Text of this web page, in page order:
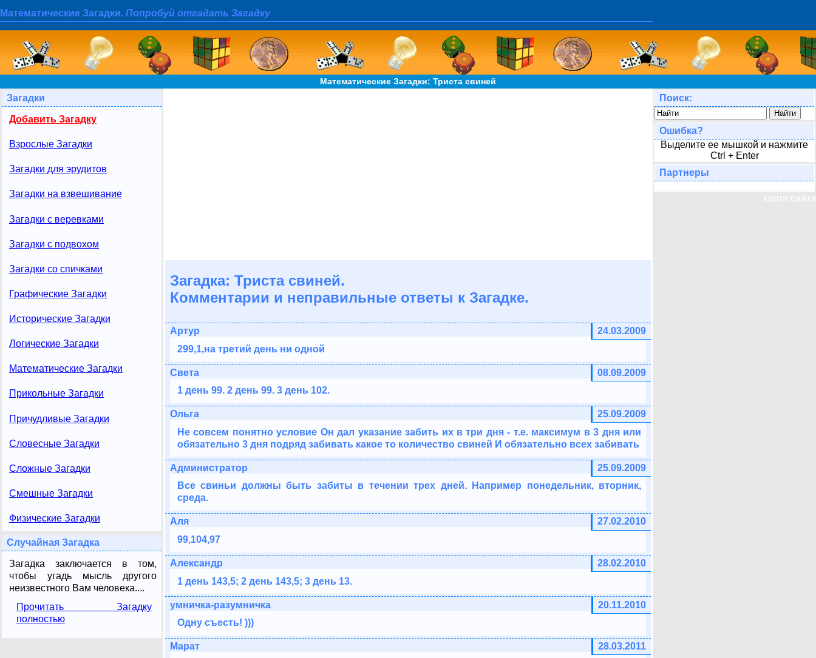
Математические Загадки. Попробуй отгадать Загадку
Математические Загадки: Триста свиней
Загадки
Добавить Загадку
Взрослые Загадки
Загадки для эрудитов
Загадки на взвешивание
Загадки с веревками
Загадки с подвохом
Загадки со спичками
Графические Загадки
Исторические Загадки
Логические Загадки
Математические Загадки
Прикольные Загадки
Причудливые Загадки
Словесные Загадки
Сложные Загадки
Смешные Загадки
Физические Загадки
Случайная Загадка
Загадка заключается в том,
чтобы угадь мысль другого
неизвестного Вам человека....
Прочитать Загадку
полностью
Загадка: Триста свиней.
Комментарии и неправильные ответы к Загадке.
24.03.2009
Артур
299,1,на третий день ни одной
08.09.2009
Cвета
1 день 99. 2 день 99. 3 день 102.
25.09.2009
Ольга
Не совсем понятно условие Он дал указание забить их в три дня - т.е. максимум в 3 дня или
обязательно 3 дня подряд забивать какое то количество свиней И обязательно всех забивать
25.09.2009
Администратор
Все свиньи должны быть забиты в течении трех дней. Например понедельник, вторник,
среда.
27.02.2010
Аля
99,104,97
28.02.2010
Александр
1 день 143,5; 2 день 143,5; 3 день 13.
20.11.2010
умничка-разумничка
Одну съесть! )))
28.03.2011
Марат
Поиск:
Ошибка?
Выделите ее мышкой и нажмите
Ctrl + Enter
Партнеры